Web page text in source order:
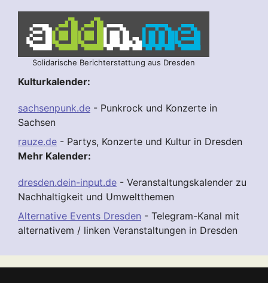
Solidarische Berichterstattung aus Dresden
Kulturkalender:
sachsenpunk.de - Punkrock und Konzerte in
Sachsen
rauze.de - Partys, Konzerte und Kultur in Dresden
Mehr Kalender:
dresden.dein-input.de - Veranstaltungskalender zu
Nachhaltigkeit und Umweltthemen
Alternative Events Dresden - Telegram-Kanal mit
alternativem / linken Veranstaltungen in Dresden